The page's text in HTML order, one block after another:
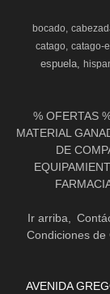
bocado
catago catago-
espuela
% OFERTAS
MATERIAL
DE
Ir arriba
Condiciones de
AVENIDA